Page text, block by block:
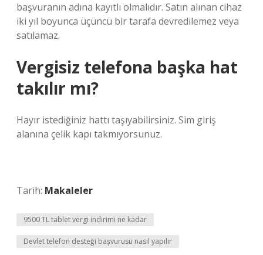
başvuranın adına kayıtlı olmalıdır. Satın alınan cihaz
iki yıl boyunca üçüncü bir tarafa devredilemez veya
satılamaz.
Vergisiz telefona başka hat
takılır mı?
Hayır istediğiniz hattı taşıyabilirsiniz. Sim giriş
alanına çelik kapı takmıyorsunuz.
Tarih: Makaleler
9500 TL tablet vergi indirimi ne kadar
Devlet telefon desteği başvurusu nasıl yapılır